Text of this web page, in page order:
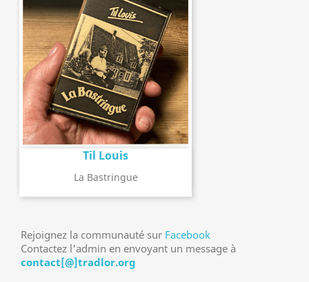
Til Louis
La Bastringue
Rejoignez la communauté sur Facebook
Contactez l'admin en envoyant un message à
contact[@]tradlor.org